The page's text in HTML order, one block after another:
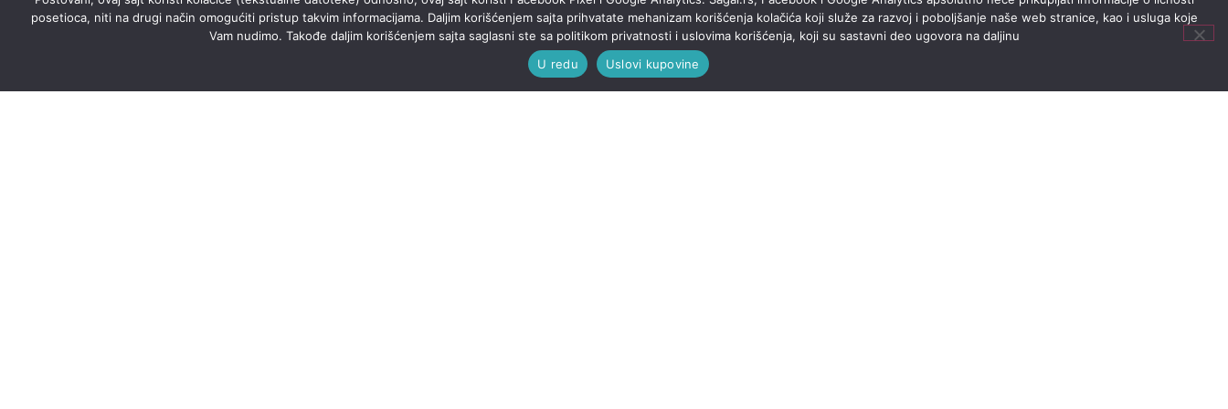
posetioca, niti na drugi način omogućiti pristup takvim informacijama. Daljim korišćenjem sajta prihvatate mehanizam korišćenja kolačića koji služe za razvoj i poboljšanje naše web stranice, kao i usluga koje
Vam nudimo. Takođe daljim korišćenjem sajta saglasni ste sa politikom privatnosti i uslovima korišćenja, koji su sastavni deo ugovora na daljinu
U redu
Uslovi kupovine